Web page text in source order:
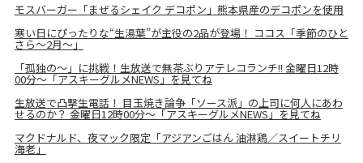
モスバーガー「まぜるシェイク デコポン」熊本県産のデコポンを使用
寒い日にぴったりな“生湯葉”が主役の2品が登場！ ココス「季節のひと
さら～2月～」
「孤独の～」に挑戦！生放送で無茶ぶりアテレコランチ!! 金曜日12時
00分～「アスキーグルメNEWS」を見てね
生放送で凸撃生電話！ 目玉焼き論争「ソース派」の上司に何人にあわ
せるのか？ 金曜日12時00分～「アスキーグルメNEWS」を見てね
マクドナルド、夜マック限定「アジアンごはん 油淋鶏／スイートチリ
海老」